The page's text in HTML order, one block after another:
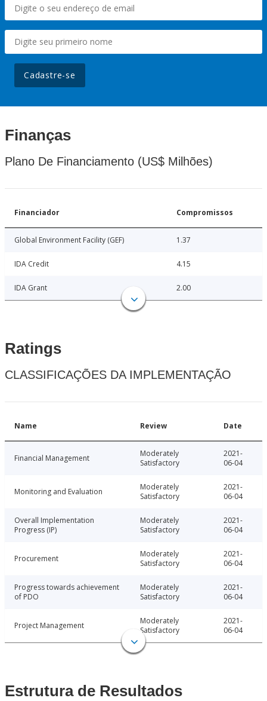
Cadastre-se
Finanças
Plano De Financiamento (US$ Milhões)
Financiador Compromissos
Global Environment Facility (GEF) 1.37
IDA Credit 4.15
IDA Grant 2.00
Ratings
CLASSIFICAÇÕES DA IMPLEMENTAÇÃO
Name Review Date
Financial Management
Moderately
Satisfactory
2021-
06-04
Monitoring and Evaluation
Moderately
Satisfactory
2021-
06-04
Overall Implementation
Progress (IP)
Moderately
Satisfactory
2021-
06-04
Procurement
Moderately
Satisfactory
2021-
06-04
Progress towards achievement
of PDO
Moderately
Satisfactory
2021-
06-04
Project Management
Moderately
Satisfactory
2021-
06-04
Estrutura de Resultados